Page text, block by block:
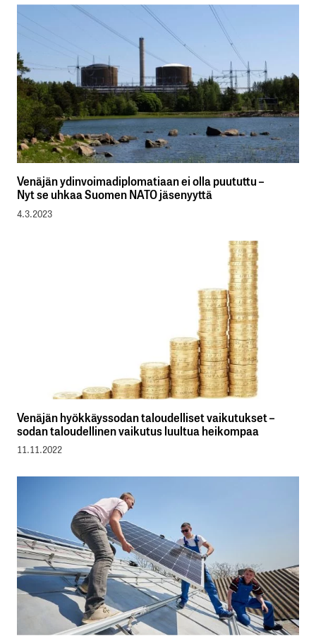
Venäjän ydinvoimadiplomatiaan ei olla puututtu –
Nyt se uhkaa Suomen NATO jäsenyyttä
4.3.2023
Venäjän hyökkäyssodan taloudelliset vaikutukset –
sodan taloudellinen vaikutus luultua heikompaa
11.11.2022